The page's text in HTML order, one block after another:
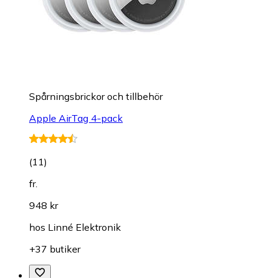
Spårningsbrickor och tillbehör
Apple AirTag 4-pack
(11)
fr.
948 kr
hos Linné Elektronik
+37 butiker